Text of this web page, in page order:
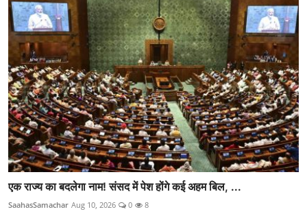
एक राज्य का बदलेगा नाम! संसद में पेश होंगे कई अहम बिल, ...
SaahasSamachar Aug 10, 2026 0 8